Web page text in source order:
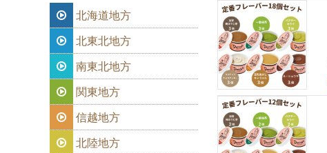
北海道地方
北東北地方
南東北地方
関東地方
信越地方
北陸地方